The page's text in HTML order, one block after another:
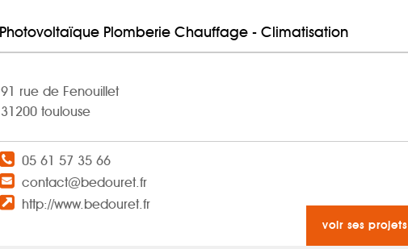
Photovoltaïque Plomberie Chauffage - Climatisation
91 rue de Fenouillet
31200 toulouse
05 61 57 35 66
contact@bedouret.fr
http://www.bedouret.fr
voir ses projets